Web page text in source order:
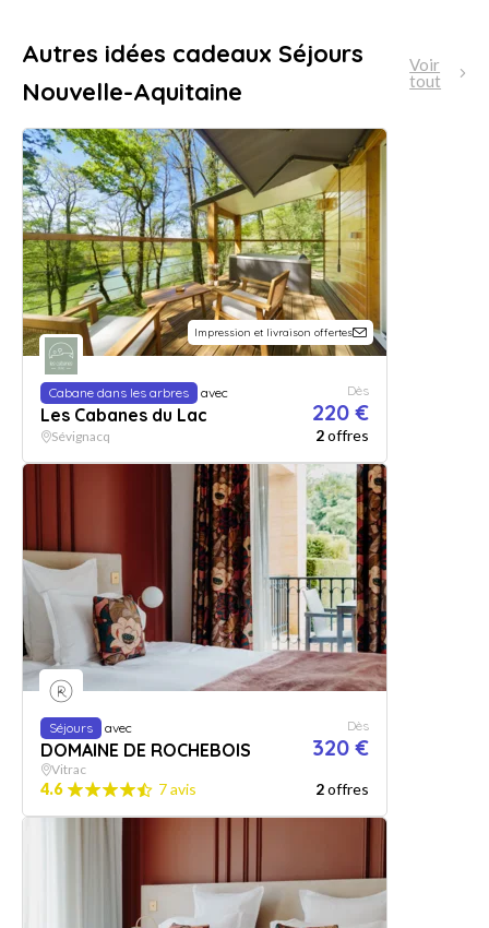
Autres idées cadeaux Séjours
Nouvelle-Aquitaine
Voir
tout
Impression et livraison offertes
Cabane dans les arbres avec
Les Cabanes du Lac
Dès
220 €
Sévignacq 2offres
Séjours avec
DOMAINE DE ROCHEBOIS
Dès
320 €
Vitrac
4.6 7 avis 2offres